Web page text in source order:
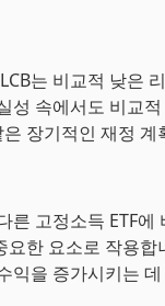
는 비교적 낮은
성 속에서도 비교
장기적인 재정
른 고정소득 ETF
한 요소로 작용
익을 증가시키는